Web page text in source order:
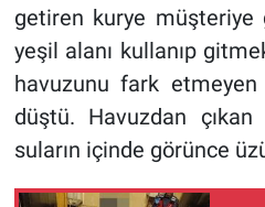
getiren kurye
yeşil alanı kullanıp
havuzunu fark
düştü. Havuzdan çıkan
suların içinde görünce